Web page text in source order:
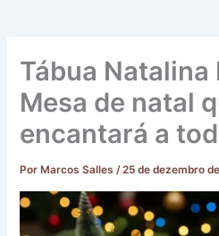
Tábua
Mesa de natal
encantará a
Por Marcos Salles/25 de dezembro